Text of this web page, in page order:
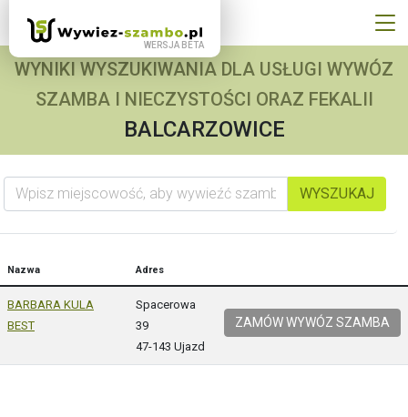
WYNIKI WYSZUKIWANIA DLA USŁUGI WYWÓZ
SZAMBA I NIECZYSTOŚCI ORAZ FEKALII
BALCARZOWICE
Wpisz miejscowość, aby wywieźć szambo
WYSZUKAJ
Nazwa Adres
BARBARA KULA
BEST
Spacerowa
39
47-143 Ujazd
ZAMÓW WYWÓZ SZAMBA